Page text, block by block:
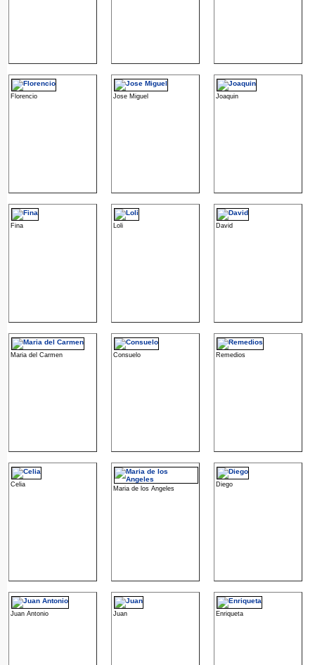
Florencio Jose Miguel Joaquin
Fina Loli David
Maria del Carmen Consuelo Remedios
Celia
Maria de los Angeles
Diego
Juan Antonio Juan Enriqueta